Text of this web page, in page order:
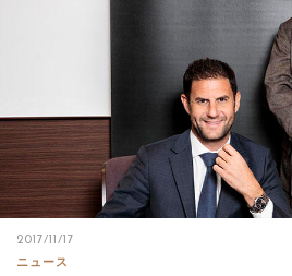
2017/11/17
ニュース